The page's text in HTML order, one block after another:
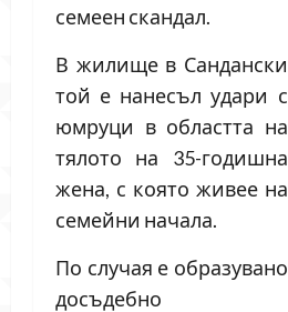
семеен скандал.
В жилище в Сандански
той е нанесъл удари с
юмруци в областта на
тялото на 35-годишна
жена, с която живее на
семейни начала.
По случая е образувано
досъдебно